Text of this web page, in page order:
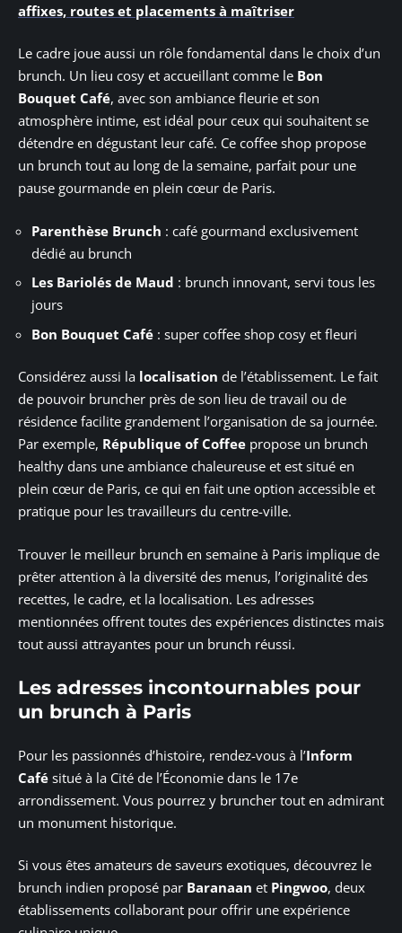
affixes, routes et placements à maîtriser
Le cadre joue aussi un rôle fondamental dans le choix d’un
brunch. Un lieu cosy et accueillant comme le Bon
Bouquet Café, avec son ambiance fleurie et son
atmosphère intime, est idéal pour ceux qui souhaitent se
détendre en dégustant leur café. Ce coffee shop propose
un brunch tout au long de la semaine, parfait pour une
pause gourmande en plein cœur de Paris.
Parenthèse Brunch : café gourmand exclusivement
dédié au brunch
Les Bariolés de Maud : brunch innovant, servi tous les
jours
Bon Bouquet Café : super coffee shop cosy et fleuri
Considérez aussi la localisation de l’établissement. Le fait
de pouvoir bruncher près de son lieu de travail ou de
résidence facilite grandement l’organisation de sa journée.
Par exemple, République of Coffee propose un brunch
healthy dans une ambiance chaleureuse et est situé en
plein cœur de Paris, ce qui en fait une option accessible et
pratique pour les travailleurs du centre-ville.
Trouver le meilleur brunch en semaine à Paris implique de
prêter attention à la diversité des menus, l’originalité des
recettes, le cadre, et la localisation. Les adresses
mentionnées offrent toutes des expériences distinctes mais
tout aussi attrayantes pour un brunch réussi.
Les adresses incontournables pour
un brunch à Paris
Pour les passionnés d’histoire, rendez-vous à l’Inform
Café situé à la Cité de l’Économie dans le 17e
arrondissement. Vous pourrez y bruncher tout en admirant
un monument historique.
Si vous êtes amateurs de saveurs exotiques, découvrez le
brunch indien proposé par Baranaan et Pingwoo, deux
établissements collaborant pour offrir une expérience